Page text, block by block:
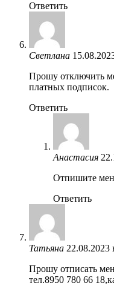
Ответить
Светлана
Прошу отключить
платных подписок.
Ответить
Анастасия
Отпишите
Ответить
Татьяна 22.08.2023
Прошу отписать
тел.8950 780 66